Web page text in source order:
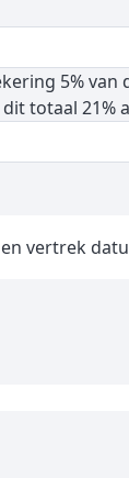
5% van
totaal 21%
vertrek